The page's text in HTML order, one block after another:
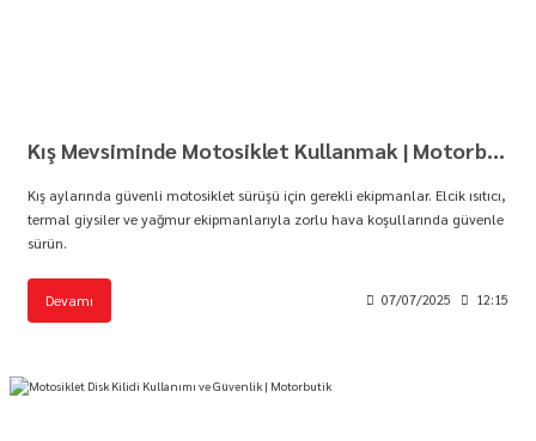
Kış Mevsiminde Motosiklet Kullanmak | Motorbutik
Kış aylarında güvenli motosiklet sürüşü için gerekli ekipmanlar. Elcik ısıtıcı,
termal giysiler ve yağmur ekipmanlarıyla zorlu hava koşullarında güvenle
sürün.
Devamı 07/07/2025 12:15